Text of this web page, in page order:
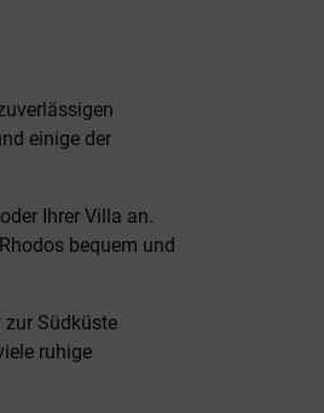
einige der
Ihrer Villa an.
bequem und
zur Südküste
ruhige